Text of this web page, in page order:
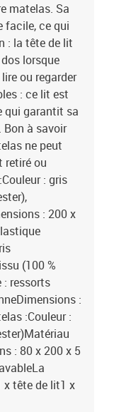
matelas. Sa
facile, ce qui
: la tête de lit
lorsque
ou regarder
: ce lit est
qui garantit sa
à savoir
ne peut
retiré ou
: gris
: 200 x
(100 %
: ressorts
:
:Couleur :
: 80 x 200 x 5
x tête de lit1 x